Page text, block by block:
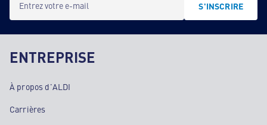
Entrez votre e-mail S'INSCRIRE
ENTREPRISE
À propos d'ALDI
Carrières